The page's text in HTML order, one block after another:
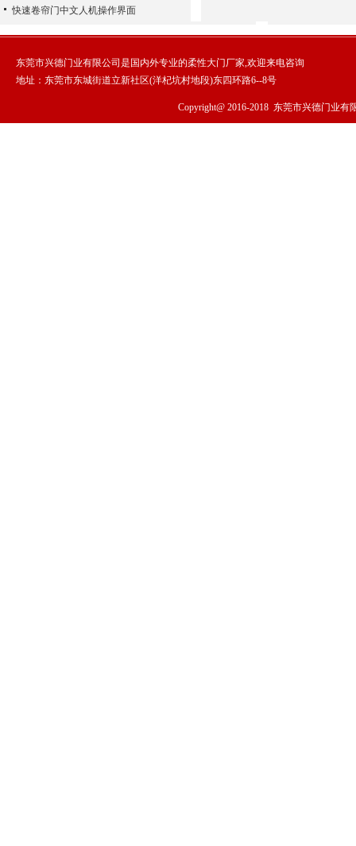
快速卷帘门中文人机操作界面
东莞市兴德门业有限公司是国内外专业的柔性大门厂家,欢迎来电咨询
地址：东莞市东城街道立新社区(洋杞坑村地段)东四环路6--8号
Copyright@ 2016-2018 东莞市兴德门业有